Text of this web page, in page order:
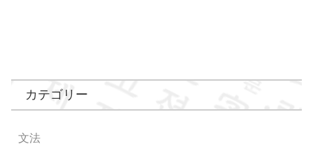
カテゴリー
文法